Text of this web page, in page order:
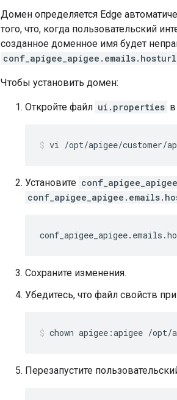
Домен определяется Edge
того, что, когда пользовательский
созданное доменное имя будет
conf_apigee_apigee.emails.hosturl
Чтобы установить домен:
Откройте файл ui.properties
vi /opt/apigee/customer/
Установите
Сохраните изменения.
Убедитесь, что файл свойств
chown apigee:apigee /
Перезапустите